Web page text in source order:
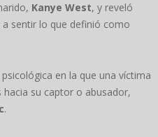
Kanye West, y reveló
sentir lo que definió como
en la que una víctima
su captor o abusador,
.